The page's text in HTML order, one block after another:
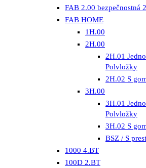
FAB 2.00 bezpečnostná
FAB HOME
1H.00
2H.00
2H.01
Polvložky
2H.02 S
3H.00
3H.01
Polvložky
3H.02 S
BSZ / S
1000 4.BT
100D 2.BT